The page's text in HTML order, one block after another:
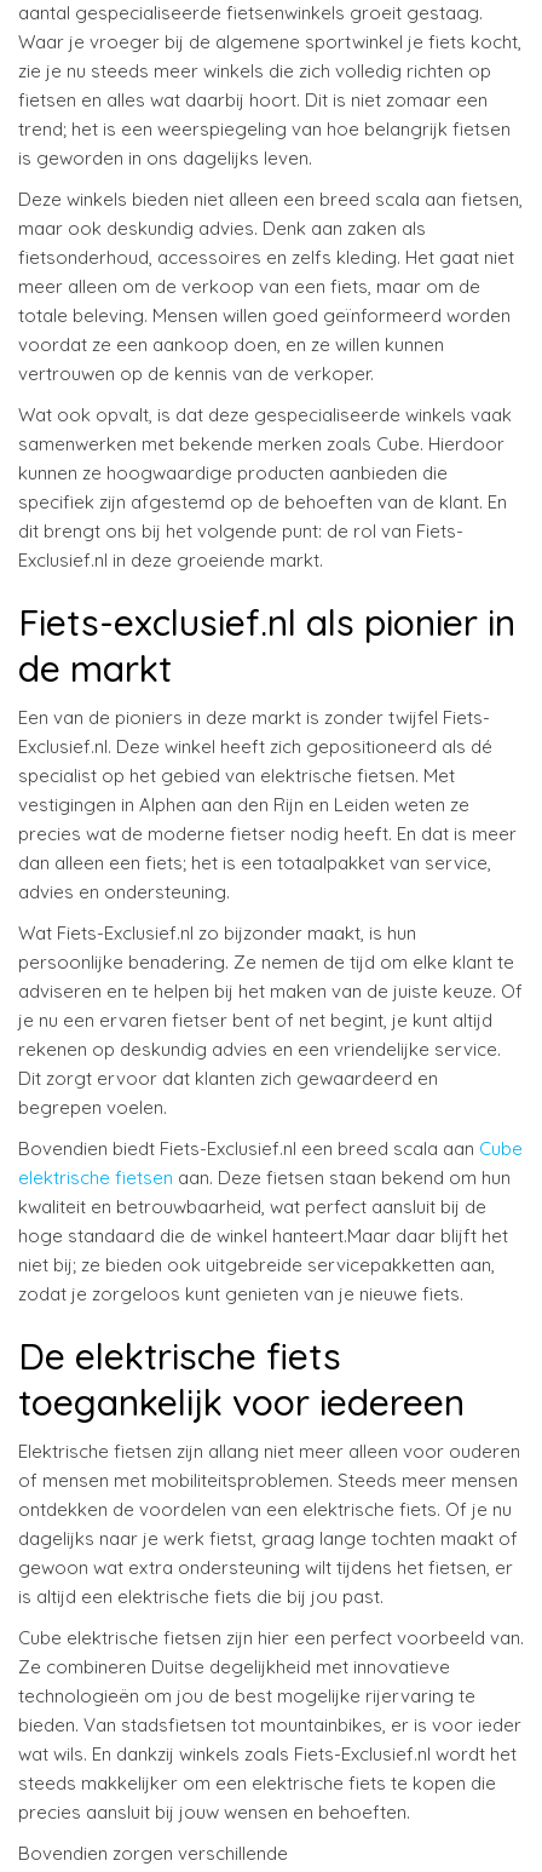
aantal gespecialiseerde fietsenwinkels groeit gestaag.
Waar je vroeger bij de algemene sportwinkel je fiets kocht,
zie je nu steeds meer winkels die zich volledig richten op
fietsen en alles wat daarbij hoort. Dit is niet zomaar een
trend; het is een weerspiegeling van hoe belangrijk fietsen
is geworden in ons dagelijks leven.
Deze winkels bieden niet alleen een breed scala aan fietsen,
maar ook deskundig advies. Denk aan zaken als
fietsonderhoud, accessoires en zelfs kleding. Het gaat niet
meer alleen om de verkoop van een fiets, maar om de
totale beleving. Mensen willen goed geïnformeerd worden
voordat ze een aankoop doen, en ze willen kunnen
vertrouwen op de kennis van de verkoper.
Wat ook opvalt, is dat deze gespecialiseerde winkels vaak
samenwerken met bekende merken zoals Cube. Hierdoor
kunnen ze hoogwaardige producten aanbieden die
specifiek zijn afgestemd op de behoeften van de klant. En
dit brengt ons bij het volgende punt: de rol van Fiets-
Exclusief.nl in deze groeiende markt.
Fiets-exclusief.nl als pionier in
de markt
Een van de pioniers in deze markt is zonder twijfel Fiets-
Exclusief.nl. Deze winkel heeft zich gepositioneerd als dé
specialist op het gebied van elektrische fietsen. Met
vestigingen in Alphen aan den Rijn en Leiden weten ze
precies wat de moderne fietser nodig heeft. En dat is meer
dan alleen een fiets; het is een totaalpakket van service,
advies en ondersteuning.
Wat Fiets-Exclusief.nl zo bijzonder maakt, is hun
persoonlijke benadering. Ze nemen de tijd om elke klant te
adviseren en te helpen bij het maken van de juiste keuze. Of
je nu een ervaren fietser bent of net begint, je kunt altijd
rekenen op deskundig advies en een vriendelijke service.
Dit zorgt ervoor dat klanten zich gewaardeerd en
begrepen voelen.
Bovendien biedt Fiets-Exclusief.nl een breed scala aan Cube
elektrische fietsen aan. Deze fietsen staan bekend om hun
kwaliteit en betrouwbaarheid, wat perfect aansluit bij de
hoge standaard die de winkel hanteert.Maar daar blijft het
niet bij; ze bieden ook uitgebreide servicepakketten aan,
zodat je zorgeloos kunt genieten van je nieuwe fiets.
De elektrische fiets
toegankelijk voor iedereen
Elektrische fietsen zijn allang niet meer alleen voor ouderen
of mensen met mobiliteitsproblemen. Steeds meer mensen
ontdekken de voordelen van een elektrische fiets. Of je nu
dagelijks naar je werk fietst, graag lange tochten maakt of
gewoon wat extra ondersteuning wilt tijdens het fietsen, er
is altijd een elektrische fiets die bij jou past.
Cube elektrische fietsen zijn hier een perfect voorbeeld van.
Ze combineren Duitse degelijkheid met innovatieve
technologieën om jou de best mogelijke rijervaring te
bieden. Van stadsfietsen tot mountainbikes, er is voor ieder
wat wils. En dankzij winkels zoals Fiets-Exclusief.nl wordt het
steeds makkelijker om een elektrische fiets te kopen die
precies aansluit bij jouw wensen en behoeften.
Bovendien zorgen verschillende